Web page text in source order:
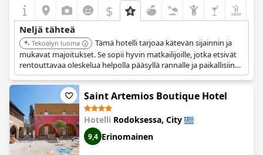
$
Neljä tähteä
Tekoälyn luoma
Tämä hotelli tarjoaa kätevän sijainnin ja
mukavat majoitukset. Se sopii hyvin matkailijoille, jotka etsivät
rentouttavaa oleskelua helpolla pääsyllä rannalle ja paikallisiin
nähtävyyksiin.
Saint Artemios Boutique Hotel
Hotelli Rodoksessa, City
9,4 Erinomainen